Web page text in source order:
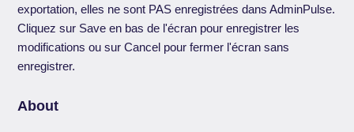
exportation, elles ne sont PAS enregistrées dans AdminPulse.
Cliquez sur Save en bas de l'écran pour enregistrer les
modifications ou sur Cancel pour fermer l'écran sans
enregistrer.
About